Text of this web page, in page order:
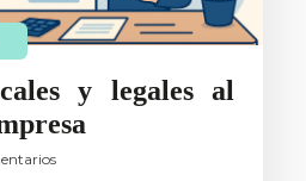
y legales al